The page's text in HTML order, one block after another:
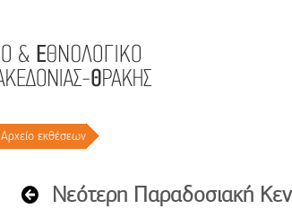
Αρχείο εκθέσεων /
Νεότερη Παραδοσιακή